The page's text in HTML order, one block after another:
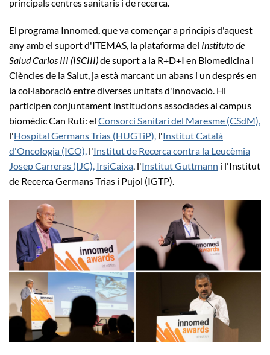
principals centres sanitaris i de recerca.
El programa Innomed, que va començar a principis d'aquest
any amb el suport d'ITEMAS, la plataforma del Instituto de
Salud Carlos III (ISCIII)de suport a la R+D+I en Biomedicina i
Ciències de la Salut, ja està marcant un abans i un després en
la col·laboració entre diverses unitats d'innovació. Hi
participen conjuntament institucions associades al campus
biomèdic Can Ruti: el Consorci Sanitari del Maresme (CSdM),
l'Hospital Germans Trias (HUGTiP), l'Institut Català
d'Oncologia (ICO), l'Institut de Recerca contra la Leucèmia
Josep Carreras (IJC), IrsiCaixa, l'Institut Guttmann i l'Institut
de Recerca Germans Trias i Pujol (IGTP).